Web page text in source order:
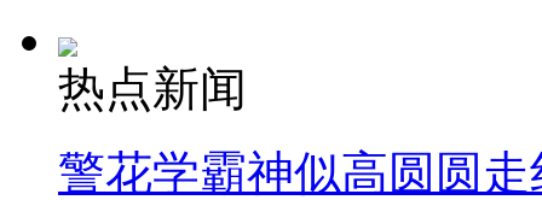
热点新闻
警花学霸神似高圆圆走